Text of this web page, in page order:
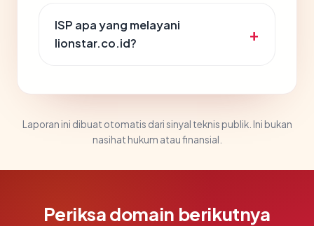
ISP apa yang melayani
lionstar.co.id?
Laporan ini dibuat otomatis dari sinyal teknis publik. Ini bukan
nasihat hukum atau finansial.
Periksa domain berikutnya